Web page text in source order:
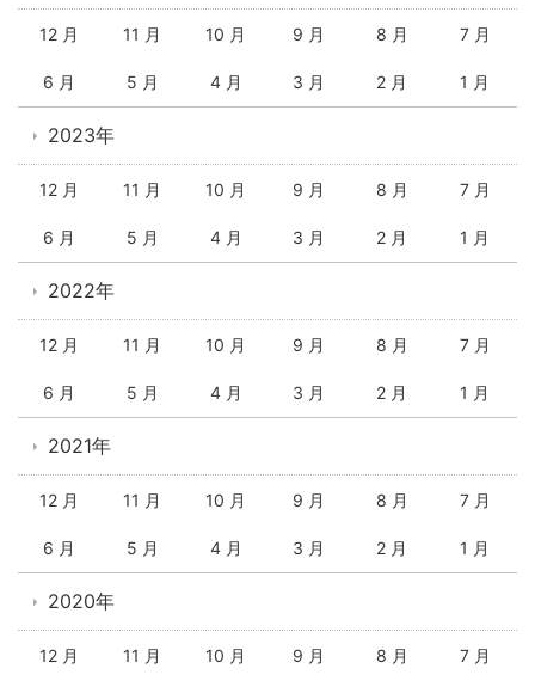
12 月 11 月 10 月 9 月 8 月 7 月
6 月 5 月 4 月 3 月 2 月 1 月
2023年
12 月 11 月 10 月 9 月 8 月 7 月
6 月 5 月 4 月 3 月 2 月 1 月
2022年
12 月 11 月 10 月 9 月 8 月 7 月
6 月 5 月 4 月 3 月 2 月 1 月
2021年
12 月 11 月 10 月 9 月 8 月 7 月
6 月 5 月 4 月 3 月 2 月 1 月
2020年
12 月 11 月 10 月 9 月 8 月 7 月